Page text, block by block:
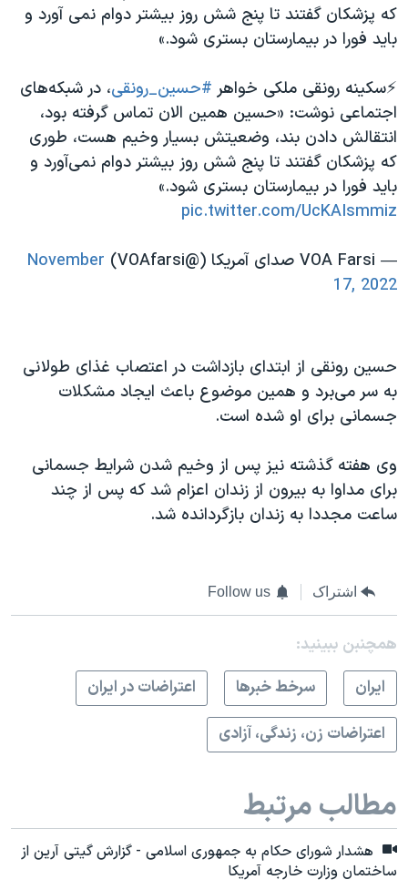
که پزشکان گفتند تا پنج شش روز بیشتر دوام نمی آورد و
باید فورا در بیمارستان بستری شود.»
⚡️سکینه رونقی ملکی خواهر #حسین_رونقی، در شبکه‌های
اجتماعی نوشت: «حسین همین الان تماس گرفته بود،
انتقالش دادن بند، وضعیتش بسیار وخیم هست، طوری
که پزشکان گفتند تا پنج شش روز بیشتر دوام نمی‌آورد و
باید فورا در بیمارستان بستری شود.»
pic.twitter.com/UcKAIsmmiz
— VOA Farsi صدای آمریکا (@VOAfarsi)
November
17, 2022
حسین رونقی از ابتدای بازداشت در اعتصاب غذای طولانی
به سر می‌برد و همین موضوع باعث ایجاد مشکلات
جسمانی برای او شده است.
وی هفته گذشته نیز پس از وخیم شدن شرایط جسمانی
برای مداوا به بیرون از زندان اعزام شد که پس از چند
ساعت مجددا به زندان بازگردانده شد.
اشتراک Follow us
همچنبن ببینید:
ايران
سرخط خبرها
اعتراضات در ایران
اعتراضات زن، زندگی، آزادی
مطالب مرتبط
هشدار شورای حکام به جمهوری اسلامی - گزارش گیتی آرین از
ساختمان وزارت خارجه آمریکا